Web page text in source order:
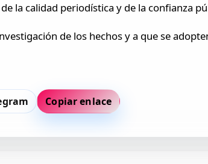
la calidad periodística y de la confianza
de los hechos y a que se
Copiar enlace